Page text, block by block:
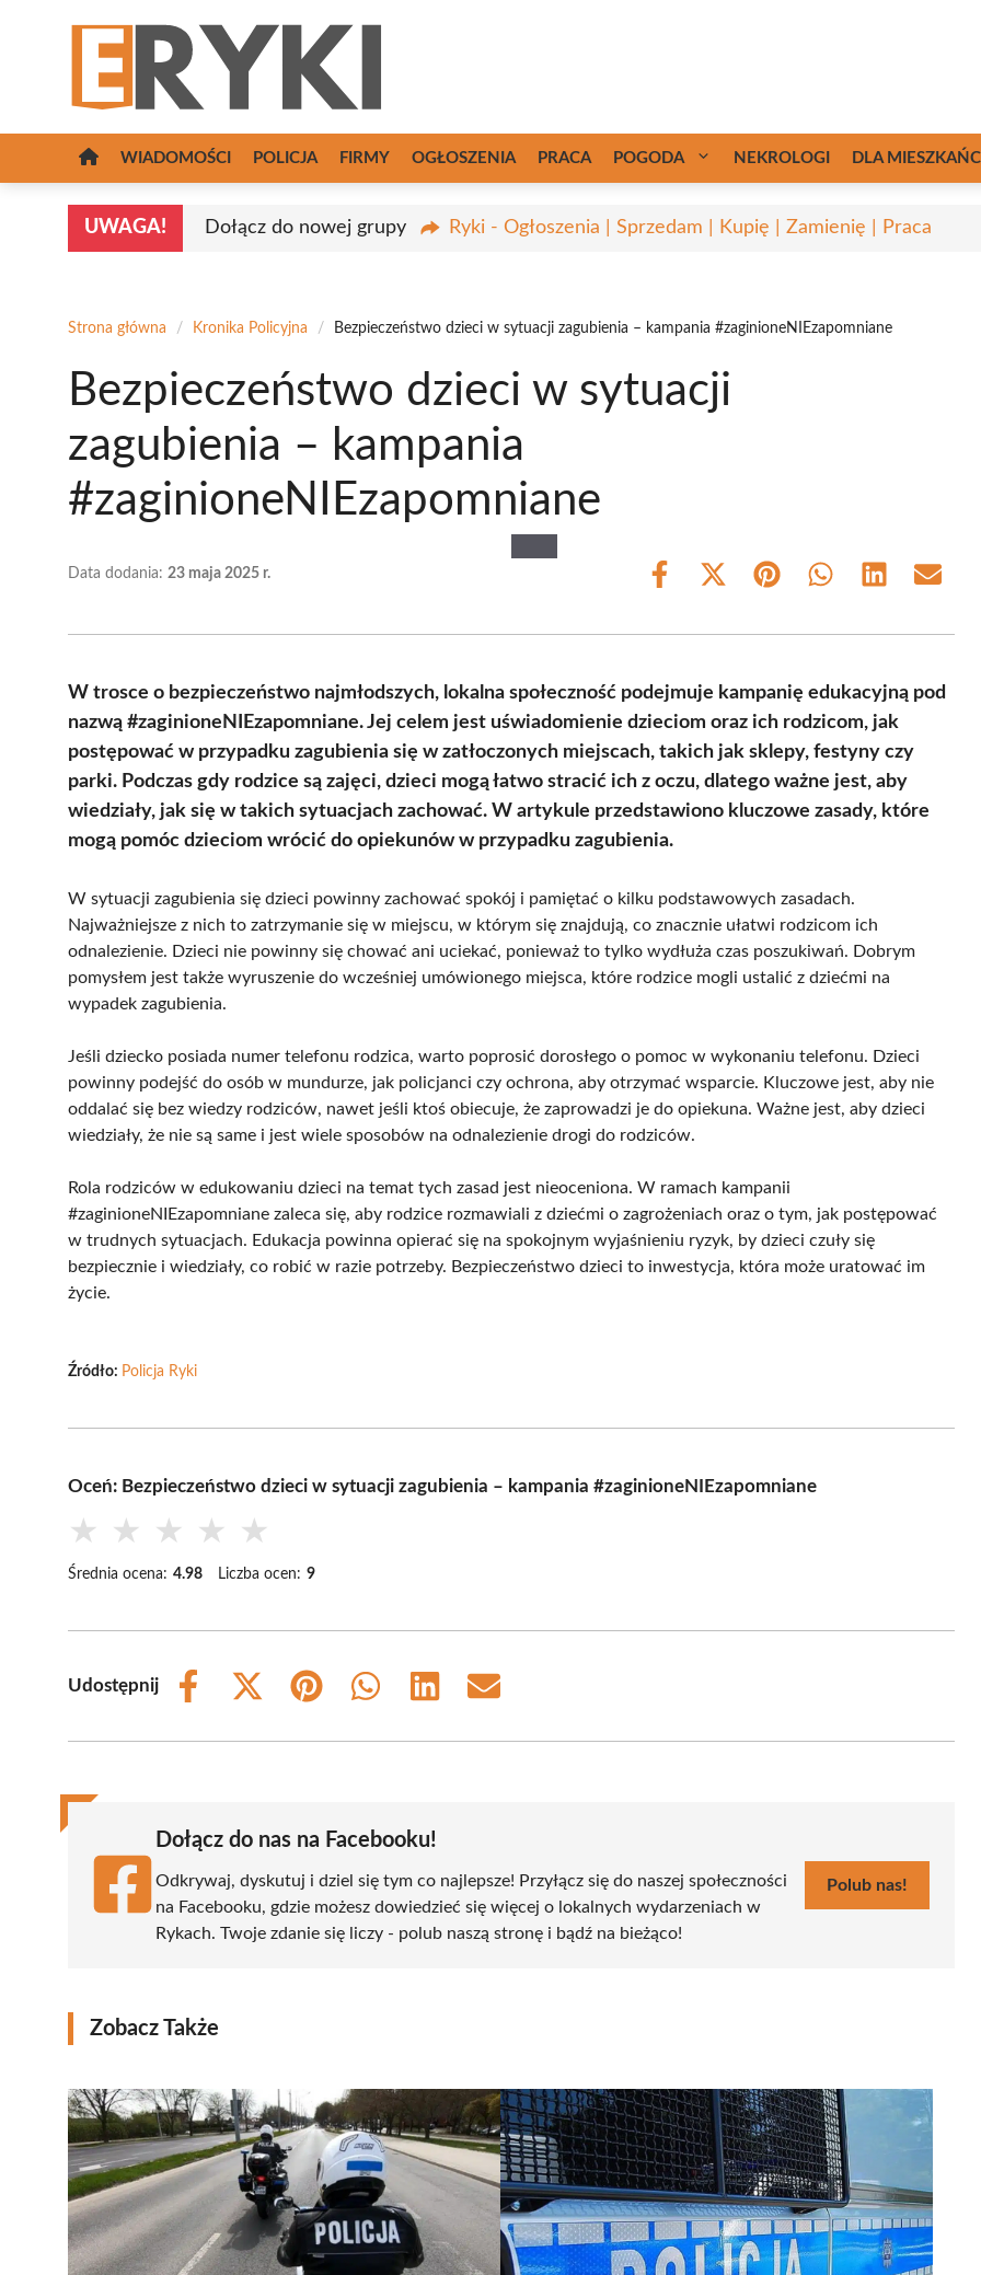
WIADOMOŚCI POLICJA FIRMY OGŁOSZENIA PRACA POGODA NEKROLOGI DLA
UWAGA! Dołącz do nowej grupy Ryki - Ogłoszenia | Sprzedam | Kupię | Zamienię | Praca
Strona główna / Kronika Policyjna / Bezpieczeństwo dzieci w sytuacji zagubienia – kampania #zaginioneNIEzapomniane
Bezpieczeństwo dzieci w sytuacji
zagubienia – kampania
#zaginioneNIEzapomniane
Data dodania: 23 maja 2025 r.
Share
Share
(Twitter)
Share Share Share Share
W trosce o bezpieczeństwo najmłodszych, lokalna społeczność podejmuje kampanię edukacyjną pod
nazwą #zaginioneNIEzapomniane. Jej celem jest uświadomienie dzieciom oraz ich rodzicom, jak
postępować w przypadku zagubienia się w zatłoczonych miejscach, takich jak sklepy, festyny czy
parki. Podczas gdy rodzice są zajęci, dzieci mogą łatwo stracić ich z oczu, dlatego ważne jest, aby
wiedziały, jak się w takich sytuacjach zachować. W artykule przedstawiono kluczowe zasady, które
mogą pomóc dzieciom wrócić do opiekunów w przypadku zagubienia.
W sytuacji zagubienia się dzieci powinny zachować spokój i pamiętać o kilku podstawowych zasadach.
Najważniejsze z nich to zatrzymanie się w miejscu, w którym się znajdują, co znacznie ułatwi rodzicom ich
odnalezienie. Dzieci nie powinny się chować ani uciekać, ponieważ to tylko wydłuża czas poszukiwań. Dobrym
pomysłem jest także wyruszenie do wcześniej umówionego miejsca, które rodzice mogli ustalić z dziećmi na
wypadek zagubienia.
Jeśli dziecko posiada numer telefonu rodzica, warto poprosić dorosłego o pomoc w wykonaniu telefonu. Dzieci
powinny podejść do osób w mundurze, jak policjanci czy ochrona, aby otrzymać wsparcie. Kluczowe jest, aby nie
oddalać się bez wiedzy rodziców, nawet jeśli ktoś obiecuje, że zaprowadzi je do opiekuna. Ważne jest, aby dzieci
wiedziały, że nie są same i jest wiele sposobów na odnalezienie drogi do rodziców.
Rola rodziców w edukowaniu dzieci na temat tych zasad jest nieoceniona. W ramach kampanii
#zaginioneNIEzapomniane zaleca się, aby rodzice rozmawiali z dziećmi o zagrożeniach oraz o tym, jak postępować
w trudnych sytuacjach. Edukacja powinna opierać się na spokojnym wyjaśnieniu ryzyk, by dzieci czuły się
bezpiecznie i wiedziały, co robić w razie potrzeby. Bezpieczeństwo dzieci to inwestycja, która może uratować im
życie.
Źródło: Policja Ryki
Oceń: Bezpieczeństwo dzieci w sytuacji zagubienia – kampania #zaginioneNIEzapomniane
★ ★ ★ ★ ★
Średnia ocena: 4.98 Liczba ocen: 9
Udostępnij
Share
Share
(Twitter)
Share
Share
Share
Share
Dołącz do nas na Facebooku!
Odkrywaj, dyskutuj i dziel się tym co najlepsze! Przyłącz się do naszej społeczności
na Facebooku, gdzie możesz dowiedzieć się więcej o lokalnych wydarzeniach w
Rykach. Twoje zdanie się liczy - polub naszą stronę i bądź na bieżąco!
Polub nas!
Zobacz Także